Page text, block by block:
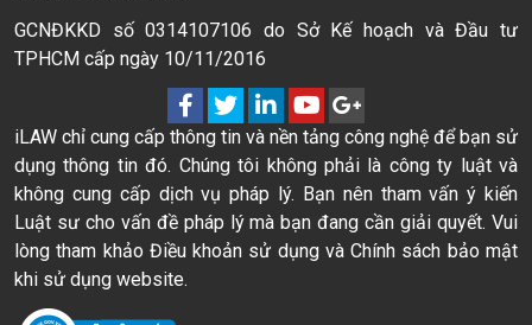
GCNĐKKD số 0314107106 do Sở Kế hoạch và Đầu tư
TPHCM cấp ngày 10/11/2016
iLAW chỉ cung cấp thông tin và nền tảng công nghệ để bạn sử
dụng thông tin đó. Chúng tôi không phải là công ty luật và
không cung cấp dịch vụ pháp lý. Bạn nên tham vấn ý kiến
Luật sư cho vấn đề pháp lý mà bạn đang cần giải quyết. Vui
lòng tham khảo Điều khoản sử dụng và Chính sách bảo mật
khi sử dụng website.